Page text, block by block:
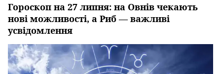
Гороскоп на 27 липня: на Овнів чекають
нові можливості, а Риб — важливі
усвідомлення